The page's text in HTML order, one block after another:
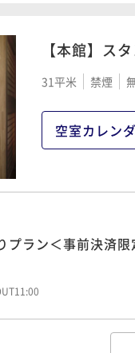
・露天風呂完備！
- 23:00 OUT11:00
ラン＜事前決済限
の味覚、沖縄料理も
、南国リゾートス
- 23:00 OUT11:00
可能！ご朝食は和
- 23:00 OUT11:00
【本館】ス
31平米 禁煙
空室カレン
プラン＜事前決済